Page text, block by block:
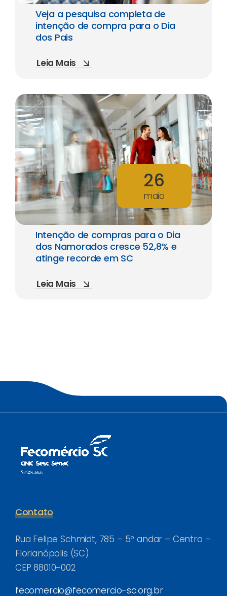
Veja a pesquisa completa de
intenção de compra para o Dia
dos Pais
Leia Mais
26
maio
Intenção de compras para o Dia
dos Namorados cresce 52,8% e
atinge recorde em SC
Leia Mais
Contato
Rua Felipe Schmidt, 785 – 5º andar – Centro –
Florianópolis (SC)
CEP 88010-002
fecomercio@fecomercio-sc.org.br